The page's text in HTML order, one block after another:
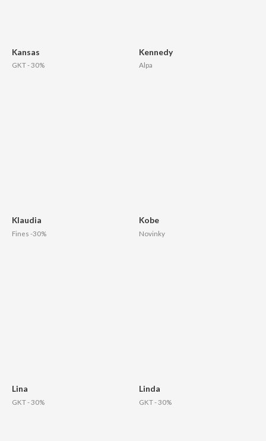
Kansas
GKT - 30%
Kennedy
Alpa
Klaudia
Fines -30%
Kobe
Novinky
Lina
GKT - 30%
Linda
GKT - 30%